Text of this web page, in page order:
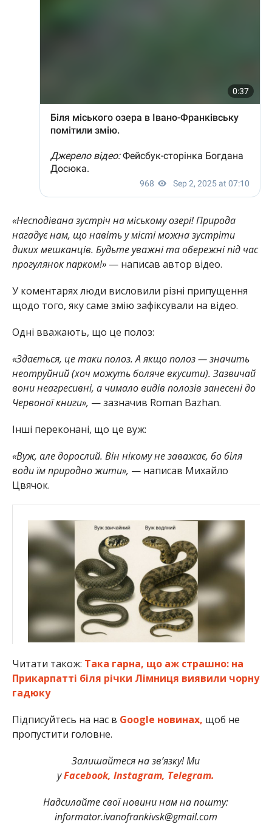
«Несподівана зустріч на міському озері! Природа
нагадує нам, що навіть у місті можна зустріти
диких мешканців. Будьте уважні та обережні під час
прогулянок парком!»— написав автор відео.
У коментарях люди висловили різні припущення
щодо того, яку саме змію зафіксували на відео.
Одні вважають, що це полоз:
«Здається, це таки полоз. А якщо полоз — значить
неотруйний (хоч можуть боляче вкусити). Зазвичай
вони неагресивні, а чимало видів полозів занесені до
Червоної книги», — зазначив Roman Bazhan.
Інші переконані, що це вуж:
«Вуж, але дорослий. Він нікому не заважає, бо біля
води їм природно жити», — написав Михайло
Цвячок.
Читати також: Така гарна, що аж страшно: на
Прикарпатті біля річки Лімниця виявили чорну
гадюку
Підписуйтесь на нас в Google новинах, щоб не
пропустити головне.
Залишайтеся на зв’язку! Ми
уFacebook, Instagram, Telegram.
Надсилайте свої новини нам на пошту:
informator.ivanofrankivsk@gmail.com